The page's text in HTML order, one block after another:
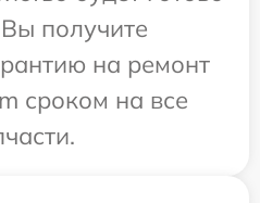
получите
на ремонт
сроком на все